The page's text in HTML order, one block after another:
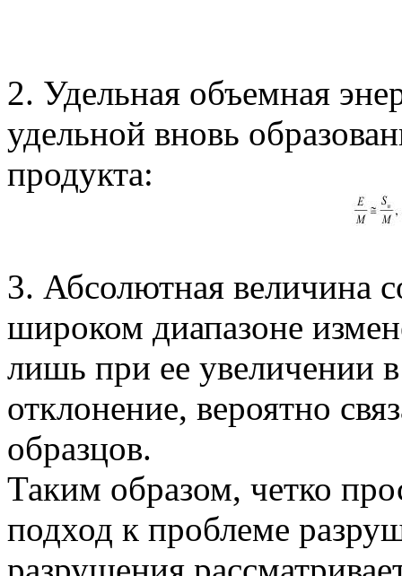
2. Удельная объемная
удельной вновь
продукта:
3. Абсолютная величина
широком диапазоне
лишь при ее увеличении
отклонение, вероятно
образцов.
Таким образом, четко
подход к проблеме